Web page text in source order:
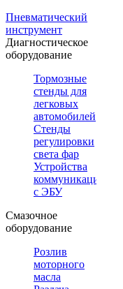
Пневматический
инструмент
Диагностическое
оборудование
Тормозные
стенды для
легковых
автомобилей
Стенды
регулировки
света фар
Устройства
коммуникации
с ЭБУ
Смазочное
оборудование
Розлив
моторного
масла